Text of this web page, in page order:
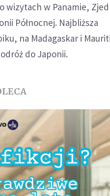
wizytach w Panamie,
Północnej. Najbliższa
na Madagaskar i
do Japonii.